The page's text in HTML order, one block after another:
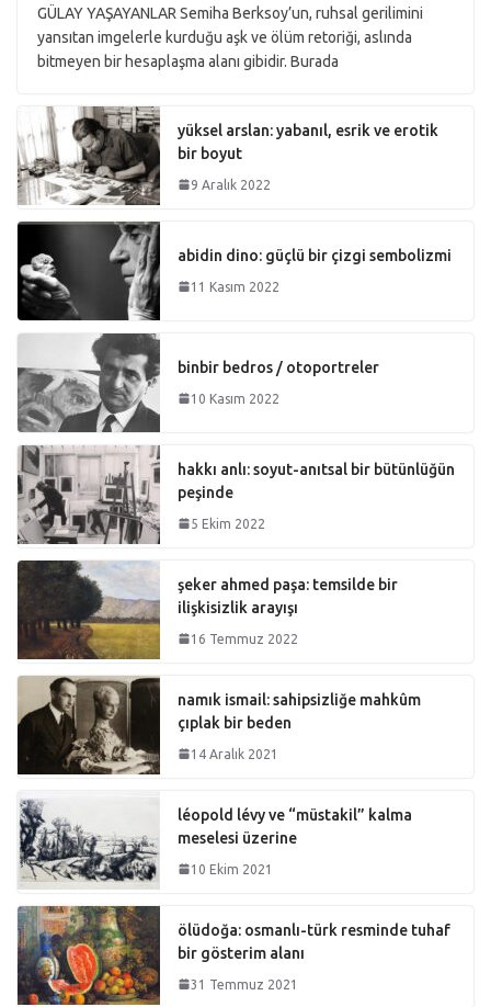
GÜLAY YAŞAYANLAR Semiha Berksoy’un, ruhsal gerilimini
yansıtan imgelerle kurduğu aşk ve ölüm retoriği, aslında
bitmeyen bir hesaplaşma alanı gibidir. Burada
yüksel arslan: yabanıl, esrik ve erotik
bir boyut
9 Aralık 2022
abidin dino: güçlü bir çizgi sembolizmi
11 Kasım 2022
binbir bedros / otoportreler
10 Kasım 2022
hakkı anlı: soyut-anıtsal bir bütünlüğün
peşinde
5 Ekim 2022
şeker ahmed paşa: temsilde bir
ilişkisizlik arayışı
16 Temmuz 2022
namık ismail: sahipsizliğe mahkûm
çıplak bir beden
14 Aralık 2021
léopold lévy ve “müstakil” kalma
meselesi üzerine
10 Ekim 2021
ölüdoğa: osmanlı-türk resminde tuhaf
bir gösterim alanı
31 Temmuz 2021